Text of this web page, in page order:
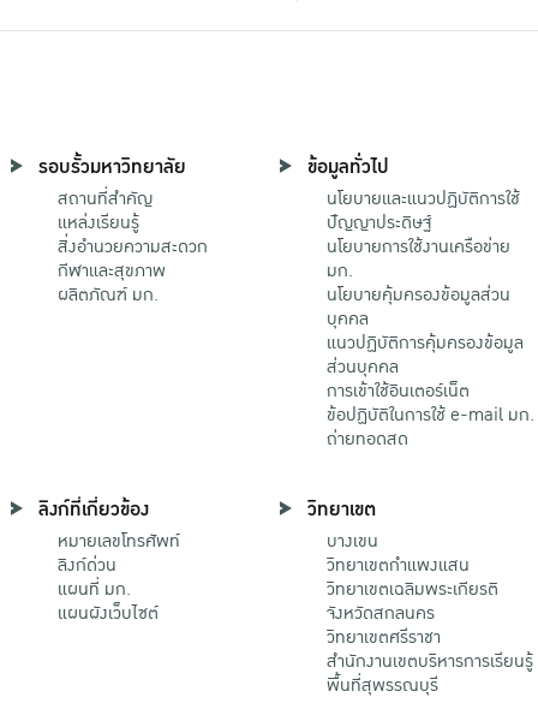
รอบรั้วมหาวิทยาลัย
สถานที่สำคัญ
แหล่งเรียนรู้
สิ่งอำนวยความสะดวก
กีฬาและสุขภาพ
ผลิตภัณฑ์ มก.
ข้อมูลทั่วไป
นโยบายและแนวปฏิบัติการใช้
ปัญญาประดิษฐ์
นโยบายการใช้งานเครือข่าย
มก.
นโยบายคุ้มครองข้อมูลส่วน
บุคคล
แนวปฏิบัติการคุ้มครองข้อมูล
ส่วนบุคคล
การเข้าใช้อินเตอร์เน็ต
ข้อปฏิบัติในการใช้ e-mail มก.
ถ่ายทอดสด
ลิงก์ที่เกี่ยวข้อง
หมายเลขโทรศัพท์
ลิงก์ด่วน
แผนที่ มก.
แผนผังเว็บไซต์
วิทยาเขต
บางเขน
วิทยาเขตกําแพงแสน
วิทยาเขตเฉลิมพระเกียรติ
จังหวัดสกลนคร
วิทยาเขตศรีราชา
สำนักงานเขตบริหารการเรียนรู้
พื้นที่สุพรรณบุรี